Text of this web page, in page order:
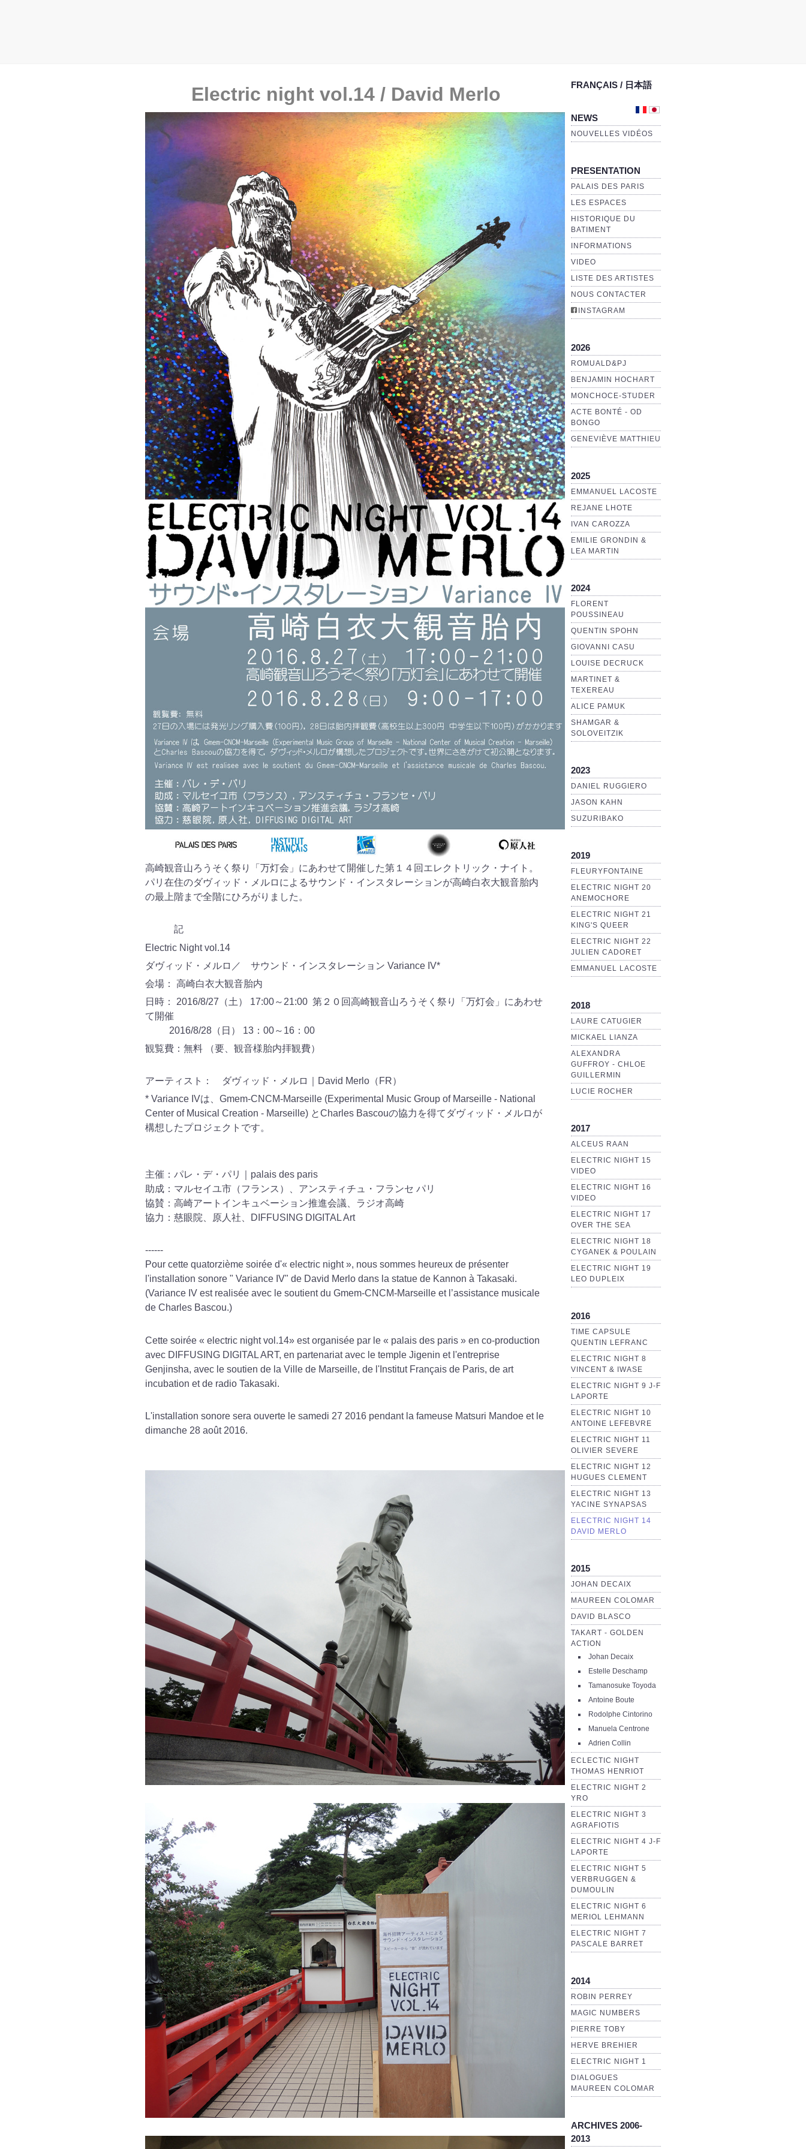
Electric night vol.14 / David Merlo
高崎観音山ろうそく祭り「万灯会」にあわせて開催した第１４回エレクトリック・ナイト。
パリ在住のダヴィッド・メルロによるサウンド・インスタレーションが高崎白衣大観音胎内
の最上階まで全階にひろがりました。
記
Electric Night vol.14
ダヴィッド・メルロ／ サウンド・インスタレーション Variance IV*
会場： 高崎白衣大観音胎内
日時： 2016/8/27（土） 17:00～21:00 第２０回高崎観音山ろうそく祭り「万灯会」にあわせ
て開催
2016/8/28（日） 13：00～16：00
観覧費：無料
（要、観音様胎内拝観費）
アーティスト：
ダヴィッド・メルロ｜David Merlo（FR）
* Variance IVは、Gmem-CNCM-Marseille (Experimental Music Group of Marseille - National
Center of Musical Creation - Marseille) とCharles Bascouの協力を得てダヴィッド・メルロが
構想したプロジェクトです。
主催：パレ・デ・パリ｜palais des paris
助成：マルセイユ市（フランス）、アンスティチュ・フランセ パリ
協賛：高崎アートインキュベーション推進会議、ラジオ高崎
協力：慈眼院、原人社、DIFFUSING DIGITAL Art
------
Pour cette quatorzième soirée d'« electric night », nous sommes heureux de présenter
l'installation sonore " Variance IV" de David Merlo dans la statue de Kannon à Takasaki.
(Variance IV est realisée avec le soutient du Gmem-CNCM-Marseille et l’assistance musicale
de Charles Bascou.)
Cette soirée « electric night vol.14» est organisée par le « palais des paris » en co-production
avec DIFFUSING DIGITAL ART, en partenariat avec le temple Jigenin et l'entreprise
Genjinsha, avec le soutien de la Ville de Marseille, de l'Institut Français de Paris, de art
incubation et de radio Takasaki.
L'installation sonore sera ouverte le samedi 27 2016 pendant la fameuse Matsuri Mandoe et le
dimanche 28 août 2016.
FRANÇAIS / 日本語
NEWS
NOUVELLES VIDÉOS
PRESENTATION
PALAIS DES PARIS
LES ESPACES
HISTORIQUE DU
BATIMENT
INFORMATIONS
VIDEO
LISTE DES ARTISTES
NOUS CONTACTER
INSTAGRAM
2026
ROMUALD&PJ
BENJAMIN HOCHART
MONCHOCE-STUDER
ACTE BONTÉ - OD
BONGO
GENEVIÈVE MATTHIEU
2025
EMMANUEL LACOSTE
REJANE LHOTE
IVAN CAROZZA
EMILIE GRONDIN &
LEA MARTIN
2024
FLORENT
POUSSINEAU
QUENTIN SPOHN
GIOVANNI CASU
LOUISE DECRUCK
MARTINET &
TEXEREAU
ALICE PAMUK
SHAMGAR &
SOLOVEITZIK
2023
DANIEL RUGGIERO
JASON KAHN
SUZURIBAKO
2019
FLEURYFONTAINE
ELECTRIC NIGHT 20
ANEMOCHORE
ELECTRIC NIGHT 21
KING'S QUEER
ELECTRIC NIGHT 22
JULIEN CADORET
EMMANUEL LACOSTE
2018
LAURE CATUGIER
MICKAEL LIANZA
ALEXANDRA
GUFFROY - CHLOE
GUILLERMIN
LUCIE ROCHER
2017
ALCEUS RAAN
ELECTRIC NIGHT 15
VIDEO
ELECTRIC NIGHT 16
VIDEO
ELECTRIC NIGHT 17
OVER THE SEA
ELECTRIC NIGHT 18
CYGANEK & POULAIN
ELECTRIC NIGHT 19
LEO DUPLEIX
2016
TIME CAPSULE
QUENTIN LEFRANC
ELECTRIC NIGHT 8
VINCENT & IWASE
ELECTRIC NIGHT 9 J-F
LAPORTE
ELECTRIC NIGHT 10
ANTOINE LEFEBVRE
ELECTRIC NIGHT 11
OLIVIER SEVERE
ELECTRIC NIGHT 12
HUGUES CLEMENT
ELECTRIC NIGHT 13
YACINE SYNAPSAS
ELECTRIC NIGHT 14
DAVID MERLO
2015
JOHAN DECAIX
MAUREEN COLOMAR
DAVID BLASCO
TAKART - GOLDEN
ACTION
Johan Decaix
Estelle Deschamp
Tamanosuke Toyoda
Antoine Boute
Rodolphe Cintorino
Manuela Centrone
Adrien Collin
ECLECTIC NIGHT
THOMAS HENRIOT
ELECTRIC NIGHT 2
YRO
ELECTRIC NIGHT 3
AGRAFIOTIS
ELECTRIC NIGHT 4 J-F
LAPORTE
ELECTRIC NIGHT 5
VERBRUGGEN &
DUMOULIN
ELECTRIC NIGHT 6
MERIOL LEHMANN
ELECTRIC NIGHT 7
PASCALE BARRET
2014
ROBIN PERREY
MAGIC NUMBERS
PIERRE TOBY
HERVE BREHIER
ELECTRIC NIGHT 1
DIALOGUES
MAUREEN COLOMAR
ARCHIVES 2006-
2013